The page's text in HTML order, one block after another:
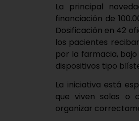
La principal
financiación de
Dosificación en 42
los pacientes
por la farmacia,
dispositivos tipo
La iniciativa está
que viven solas o
organizar